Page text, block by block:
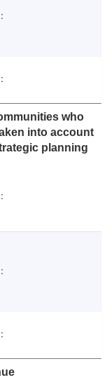
who
into account
planning